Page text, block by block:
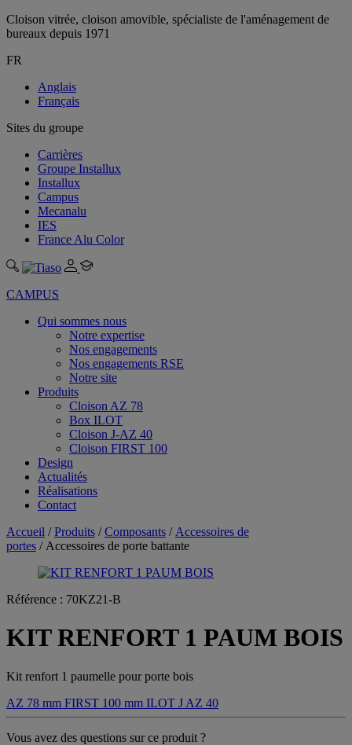
Cloison vitrée, cloison amovible, spécialiste de l'aménagement de
bureaux depuis 1971
FR
Anglais
Français
Sites du groupe
Carrières
Groupe Installux
Installux
Campus
Mecanalu
IES
France Alu Color
CAMPUS
Qui sommes nous
Notre expertise
Nos engagements
Nos engagements RSE
Notre site
Produits
Cloison AZ 78
Box ILOT
Cloison J-AZ 40
Cloison FIRST 100
Design
Actualités
Réalisations
Contact
Accueil /Produits /Composants / Accessoires de
portes / Accessoires de porte battante
Référence : 70KZ21-B
KIT RENFORT 1 PAUM BOIS
Kit renfort 1 paumelle pour porte bois
AZ 78 mm FIRST 100 mm ILOT J AZ 40
Vous avez des questions sur ce produit ?